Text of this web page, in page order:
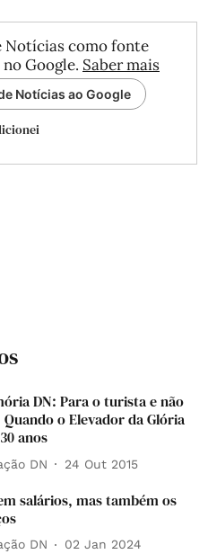
Notícias como fonte
Google. Saber mais
Notícias ao Google
DN: Para o turista e não
o Elevador da Glória
anos
DN 24 Out 2015
salários, mas também os
DN 02 Jan 2024